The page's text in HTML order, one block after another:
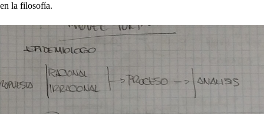
en la filosofía.